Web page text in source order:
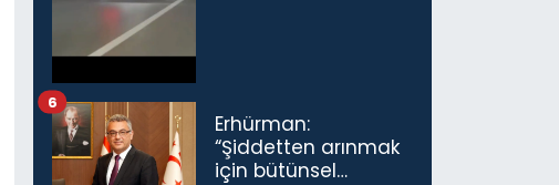
Erhürman:
“Şiddetten arınmak
için bütünsel
6